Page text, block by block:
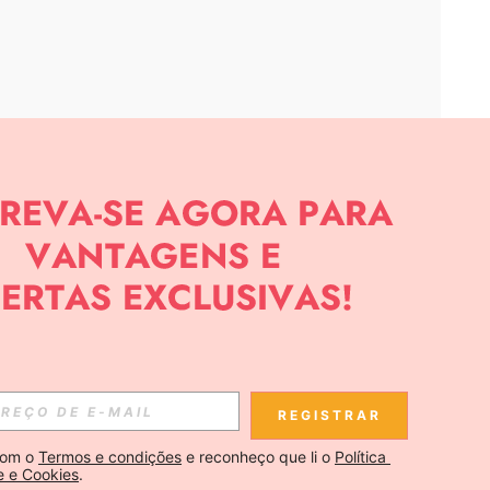
APP
SOBRE SHEIN.
REGISTRAR
o Termos e condições e reconheço que li o Política
e Cookies.